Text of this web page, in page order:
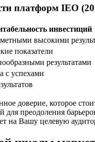
платформ IEO
инвестиций
высокими
показатели
результатами
с успехами
доверие, которое
преодоления
на Вашу целевую